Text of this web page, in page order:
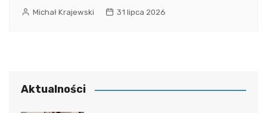
Michał Krajewski 31 lipca 2026
Aktualności